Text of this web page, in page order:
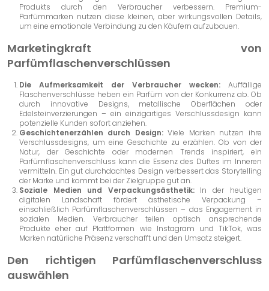
Produkts durch den Verbraucher verbessern. Premium-
Parfümmarken nutzen diese kleinen, aber wirkungsvollen Details,
um eine emotionale Verbindung zu den Käufern aufzubauen.
Marketingkraft von
Parfümflaschenverschlüssen
Die Aufmerksamkeit der Verbraucher wecken: Auffällige
Flaschenverschlüsse heben ein Parfüm von der Konkurrenz ab. Ob
durch innovative Designs, metallische Oberflächen oder
Edelsteinverzierungen – ein einzigartiges Verschlussdesign kann
potenzielle Kunden sofort anziehen.
Geschichtenerzählen durch Design: Viele Marken nutzen ihre
Verschlussdesigns, um eine Geschichte zu erzählen. Ob von der
Natur, der Geschichte oder modernen Trends inspiriert, ein
Parfümflaschenverschluss kann die Essenz des Duftes im Inneren
vermitteln. Ein gut durchdachtes Design verbessert das Storytelling
der Marke und kommt bei der Zielgruppe gut an.
Soziale Medien und Verpackungsästhetik: In der heutigen
digitalen Landschaft fördert ästhetische Verpackung –
einschließlich Parfümflaschenverschlüssen – das Engagement in
sozialen Medien. Verbraucher teilen optisch ansprechende
Produkte eher auf Plattformen wie Instagram und TikTok, was
Marken natürliche Präsenz verschafft und den Umsatz steigert.
Den richtigen Parfümflaschenverschluss
auswählen